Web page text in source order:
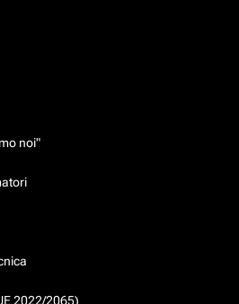
noi"
2022/2065)